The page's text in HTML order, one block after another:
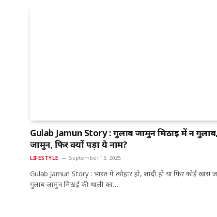
Gulab Jamun Story : गुलाब जामुन मिठाई में न
जामुन, फिर क्यों पड़ा ये नाम?
LIFESTYLE September 13, 2025
Gulab Jamun Story : भारत में त्योहार हो, शादी हो या फिर कोई खास
गुलाब जामुन मिठाई की थाली का…